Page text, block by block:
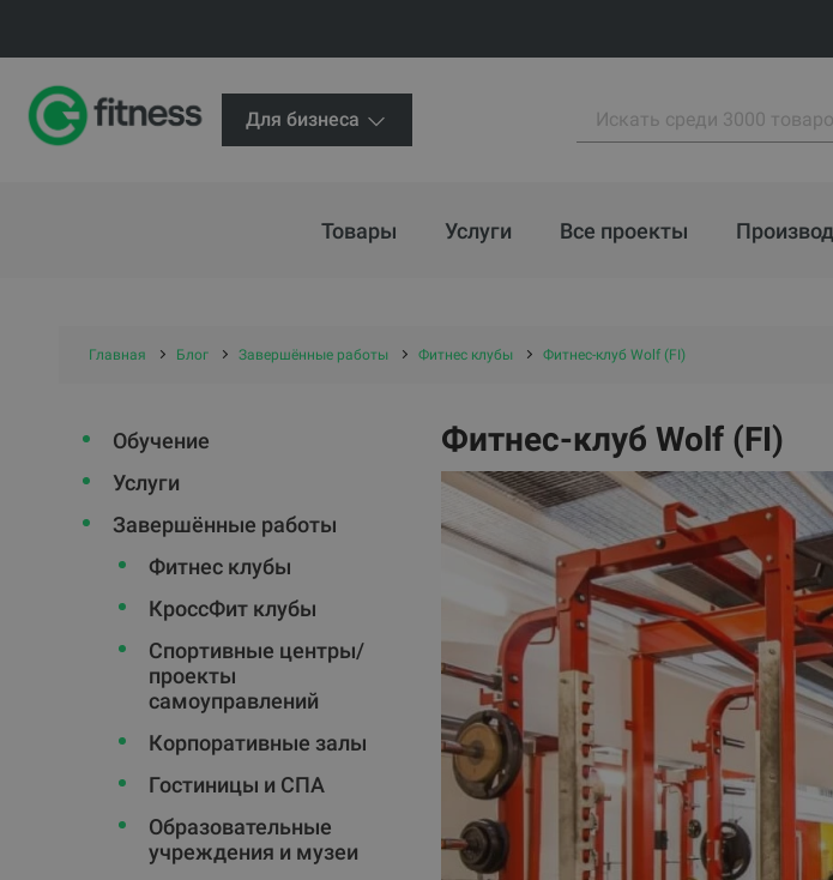
Для бизнеса
Товары Услуги Все проекты
Главная Блог Завершённые работы Фитнес клубы Фитнес-клуб Wolf (FI)
Обучение
Услуги
Завершённые работы
Фитнес клубы
КроссФит клубы
Спортивные центры/
проекты
самоуправлений
Корпоративные залы
Гостиницы и СПА
Oбразовательные
учреждения и музеи
Фитнес-клуб Wolf (FI)